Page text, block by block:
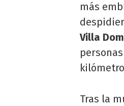
más
Villa
Tras la